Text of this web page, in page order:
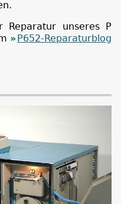
unseres P
P652-Reparaturblog